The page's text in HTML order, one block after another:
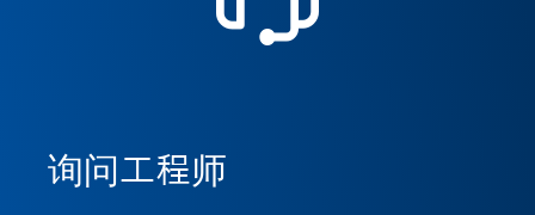
询问工程师